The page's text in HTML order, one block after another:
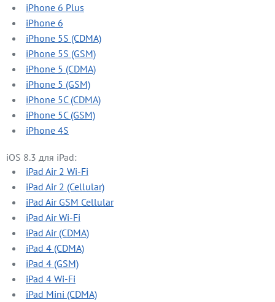
iPhone 6 Plus
iPhone 6
iPhone 5S (CDMA)
iPhone 5S (GSM)
iPhone 5 (CDMA)
iPhone 5 (GSM)
iPhone 5C (CDMA)
iPhone 5C (GSM)
iPhone 4S
iOS 8.3 для iPad:
iPad Air 2 Wi-Fi
iPad Air 2 (Cellular)
iPad Air GSM Cellular
iPad Air Wi-Fi
iPad Air (CDMA)
iPad 4 (CDMA)
iPad 4 (GSM)
iPad 4 Wi-Fi
iPad Mini (CDMA)